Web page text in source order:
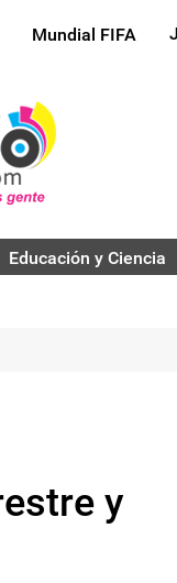
Mundial FIFA
Educación y Ciencia
y